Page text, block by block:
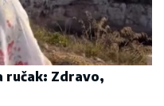
ručak: Zdravo,